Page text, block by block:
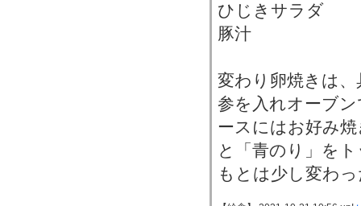
ひじきサラダ
豚汁
変わり卵焼きは
参を入れオーブ
ースにはお好み
と「青のり」を
もとは少し変わ